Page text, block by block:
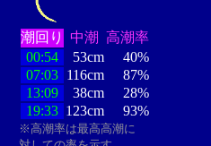
潮回り 中潮 高潮率
00:54
53cm
40%
07:03 116cm
87%
13:09
38cm
28%
19:33 123cm 93%
※高潮率は最高高潮に